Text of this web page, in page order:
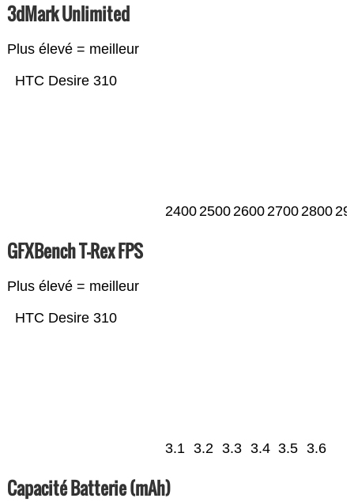
3dMark Unlimited
Plus élevé = meilleur
HTC Desire 310
24002500260027002800
GFXBench T-Rex FPS
Plus élevé = meilleur
HTC Desire 310
3.1 3.2 3.3 3.4 3.5 3.6
Capacité Batterie (mAh)